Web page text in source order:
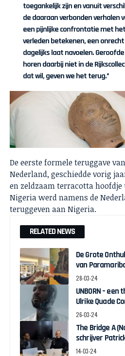
toegankelijk zijn en vanuit
de daaraan verbonden verhalen
een pijnlijke confrontatie met
verleden betekenen, een
dagelijks laat navoelen.
horen daarbij niet in de
dat wil, geven we het terug.”
De eerste formele teruggave
Nederland, geschiedde vorig
en zeldzaam terracotta
Nigeria werd namens de
teruggeven aan Nigeria.
RELATED NEWS
De Grote
van
28-03-24
UNBORN –
Ulrike Quade
26-03-24
The Bridge A
schrijver
14-03-24